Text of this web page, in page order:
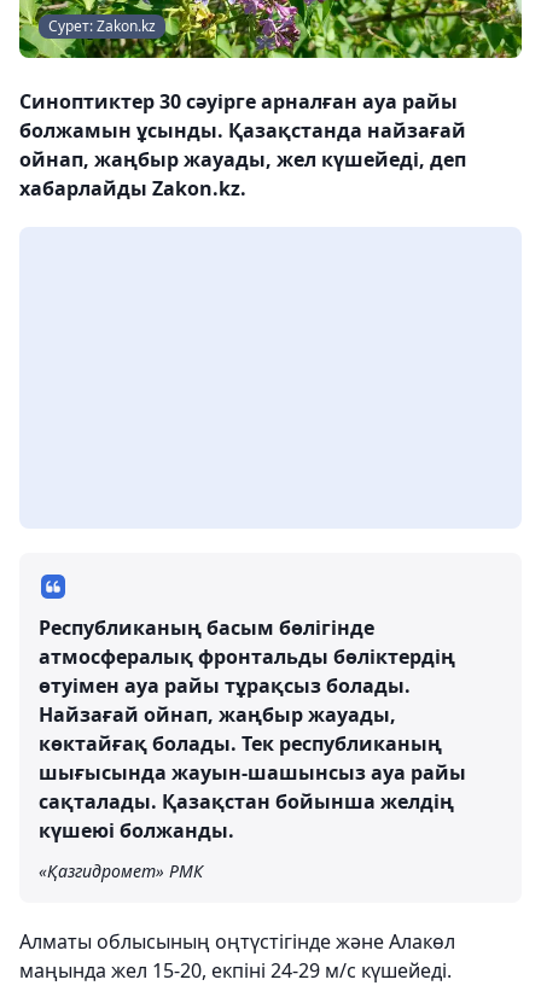
Сурет: Zakon.kz
Синоптиктер 30 сәуірге арналған ауа райы
болжамын ұсынды. Қазақстанда найзағай
ойнап, жаңбыр жауады, жел күшейеді, деп
хабарлайды Zakon.kz.
Республиканың басым бөлігінде
атмосфералық фронтальды бөліктердің
өтуімен ауа райы тұрақсыз болады.
Найзағай ойнап, жаңбыр жауады,
көктайғақ болады. Тек республиканың
шығысында жауын-шашынсыз ауа райы
сақталады. Қазақстан бойынша желдің
күшеюі болжанды.
«Қазгидромет» РМК
Алматы облысының оңтүстігінде және Алакөл
маңында жел 15-20, екпіні 24-29 м/с күшейеді.